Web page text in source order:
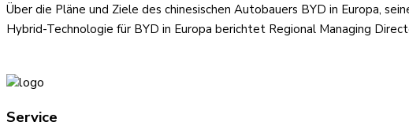
Über die Pläne und Ziele des chinesischen Autobauers BYD in Europa,
Hybrid-Technologie für BYD in Europa berichtet Regional Managing
Service